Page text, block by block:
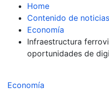
Home
Contenido de noticias
Economía
Infraestructura
oportunidades de
Economía